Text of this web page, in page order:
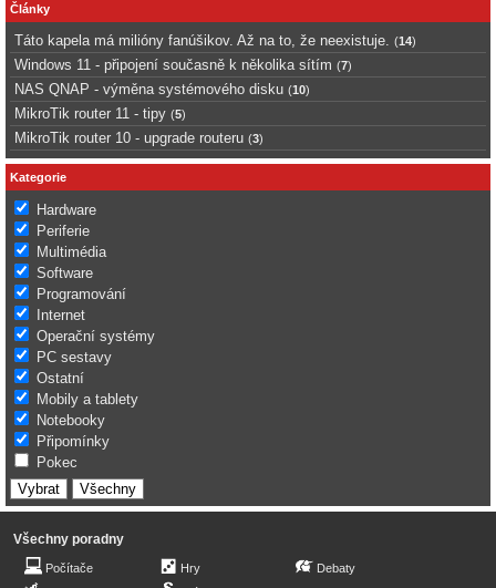
Články
Táto kapela má milióny fanúšikov. Až na to, že neexistuje. (14)
Windows 11 - připojení současně k několika sítím (7)
NAS QNAP - výměna systémového disku (10)
MikroTik router 11 - tipy (5)
MikroTik router 10 - upgrade routeru (3)
Kategorie
Hardware
Periferie
Multimédia
Software
Programování
Internet
Operační systémy
PC sestavy
Ostatní
Mobily a tablety
Notebooky
Připomínky
Pokec
Všechny poradny
Počítače
Hry
Debaty